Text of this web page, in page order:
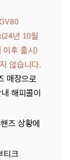
년 10월
이후 출시)
않습니다.
매장으로
해피콜이
즈 상황에
티크